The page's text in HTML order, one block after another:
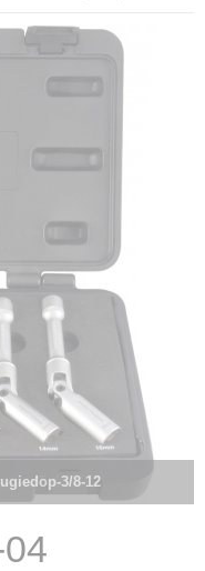
3/8-12